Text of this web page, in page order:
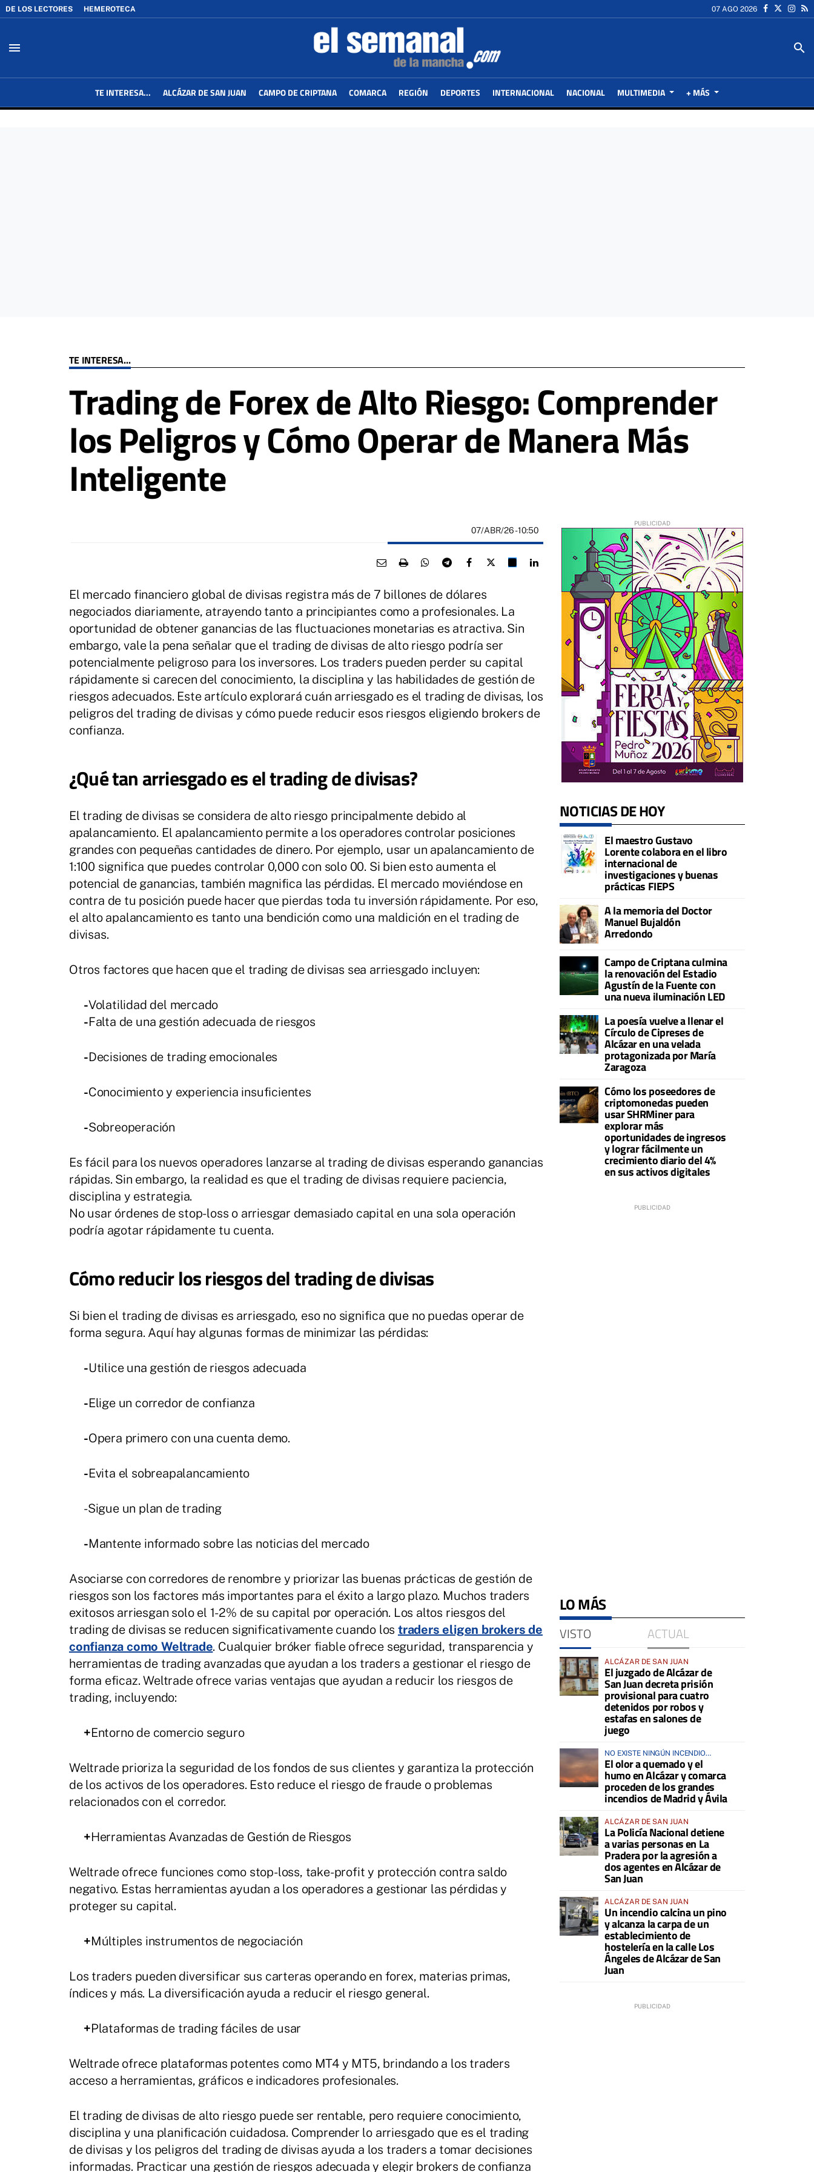
DE LOS LECTORES HEMEROTECA 07 AGO 2026
menu search
TE INTERESA... ALCÁZAR DE SAN JUAN CAMPO DE CRIPTANA COMARCA REGIÓN DEPORTES INTERNACIONAL NACIONAL MULTIMEDIA + MÁS
TE INTERESA...
Trading de Forex de Alto Riesgo: Comprender
los Peligros y Cómo Operar de Manera Más
Inteligente
07/ABR/26- 10:50
El mercado financiero global de divisas registra más de 7 billones de dólares
negociados diariamente, atrayendo tanto a principiantes como a profesionales. La
oportunidad de obtener ganancias de las fluctuaciones monetarias es atractiva. Sin
embargo, vale la pena señalar que el trading de divisas de alto riesgo podría ser
potencialmente peligroso para los inversores. Los traders pueden perder su capital
rápidamente si carecen del conocimiento, la disciplina y las habilidades de gestión de
riesgos adecuados. Este artículo explorará cuán arriesgado es el trading de divisas, los
peligros del trading de divisas y cómo puede reducir esos riesgos eligiendo brokers de
confianza.
¿Qué tan arriesgado es el trading de divisas?
El trading de divisas se considera de alto riesgo principalmente debido al
apalancamiento. El apalancamiento permite a los operadores controlar posiciones
grandes con pequeñas cantidades de dinero. Por ejemplo, usar un apalancamiento de
1:100 significa que puedes controlar 0,000 con solo 00. Si bien esto aumenta el
potencial de ganancias, también magnifica las pérdidas. El mercado moviéndose en
contra de tu posición puede hacer que pierdas toda tu inversión rápidamente. Por eso,
el alto apalancamiento es tanto una bendición como una maldición en el trading de
divisas.
Otros factores que hacen que el trading de divisas sea arriesgado incluyen:
-Volatilidad del mercado
-Falta de una gestión adecuada de riesgos
-Decisiones de trading emocionales
-Conocimiento y experiencia insuficientes
-Sobreoperación
Es fácil para los nuevos operadores lanzarse al trading de divisas esperando ganancias
rápidas. Sin embargo, la realidad es que el trading de divisas requiere paciencia,
disciplina y estrategia.
No usar órdenes de stop-loss o arriesgar demasiado capital en una sola operación
podría agotar rápidamente tu cuenta.
Cómo reducir los riesgos del trading de divisas
Si bien el trading de divisas es arriesgado, eso no significa que no puedas operar de
forma segura. Aquí hay algunas formas de minimizar las pérdidas:
-Utilice una gestión de riesgos adecuada
-Elige un corredor de confianza
-Opera primero con una cuenta demo.
-Evita el sobreapalancamiento
-Sigue un plan de trading
-Mantente informado sobre las noticias del mercado
Asociarse con corredores de renombre y priorizar las buenas prácticas de gestión de
riesgos son los factores más importantes para el éxito a largo plazo. Muchos traders
exitosos arriesgan solo el 1-2% de su capital por operación. Los altos riesgos del
trading de divisas se reducen significativamente cuando los traders eligen brokers de
confianza como Weltrade. Cualquier bróker fiable ofrece seguridad, transparencia y
herramientas de trading avanzadas que ayudan a los traders a gestionar el riesgo de
forma eficaz. Weltrade ofrece varias ventajas que ayudan a reducir los riesgos de
trading, incluyendo:
+Entorno de comercio seguro
Weltrade prioriza la seguridad de los fondos de sus clientes y garantiza la protección
de los activos de los operadores. Esto reduce el riesgo de fraude o problemas
relacionados con el corredor.
+Herramientas Avanzadas de Gestión de Riesgos
Weltrade ofrece funciones como stop-loss, take-profit y protección contra saldo
negativo. Estas herramientas ayudan a los operadores a gestionar las pérdidas y
proteger su capital.
+Múltiples instrumentos de negociación
Los traders pueden diversificar sus carteras operando en forex, materias primas,
índices y más. La diversificación ayuda a reducir el riesgo general.
+Plataformas de trading fáciles de usar
Weltrade ofrece plataformas potentes como MT4 y MT5, brindando a los traders
acceso a herramientas, gráficos e indicadores profesionales.
El trading de divisas de alto riesgo puede ser rentable, pero requiere conocimiento,
disciplina y una planificación cuidadosa. Comprender lo arriesgado que es el trading
de divisas y los peligros del trading de divisas ayuda a los traders a tomar decisiones
informadas. Practicar una gestión de riesgos adecuada y elegir brokers de confianza
NOTICIAS DE HOY
El maestro Gustavo
Lorente colabora en el libro
internacional de
investigaciones y buenas
prácticas FIEPS
A la memoria del Doctor
Manuel Bujaldón
Arredondo
Campo de Criptana culmina
la renovación del Estadio
Agustín de la Fuente con
una nueva iluminación LED
La poesía vuelve a llenar el
Círculo de Cipreses de
Alcázar en una velada
protagonizada por María
Zaragoza
Cómo los poseedores de
criptomonedas pueden
usar SHRMiner para
explorar más
oportunidades de ingresos
y lograr fácilmente un
crecimiento diario del 4%
en sus activos digitales
LO MÁS
VISTO ACTUAL
ALCÁZAR DE SAN JUAN
El juzgado de Alcázar de
San Juan decreta prisión
provisional para cuatro
detenidos por robos y
estafas en salones de
juego
NO EXISTE NINGÚN INCENDIO
ACTIVO EN LA COMARCA
El olor a quemado y el
humo en Alcázar y comarca
proceden de los grandes
incendios de Madrid y Ávila
ALCÁZAR DE SAN JUAN
La Policía Nacional detiene
a varias personas en La
Pradera por la agresión a
dos agentes en Alcázar de
San Juan
ALCÁZAR DE SAN JUAN
Un incendio calcina un pino
y alcanza la carpa de un
establecimiento de
hostelería en la calle Los
Ángeles de Alcázar de San
Juan